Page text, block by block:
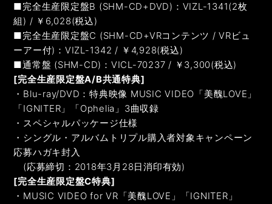
■完全生産限定盤B (SHM-CD+DVD)：VIZL-1341(2枚
組) / ￥6,028(税込)
■完全生産限定盤C (SHM-CD+VRコンテンツ / VRビュ
ーアー付)：VIZL-1342 / ￥4,928(税込)
■通常盤 (SHM-CD)：VICL-70237 / ￥3,300(税込)
[完全生産限定盤A/B共通特典]
・Blu-ray/DVD：特典映像 MUSIC VIDEO「美醜LOVE」
「IGNITER」「Ophelia」3曲収録
・スペシャルパッケージ仕様
・シングル・アルバムトリプル購入者対象キャンペーン
応募ハガキ封入
(応募締切：2018年3月28日消印有効)
[完全生産限定盤C特典]
・MUSIC VIDEO for VR「美醜LOVE」「IGNITER」